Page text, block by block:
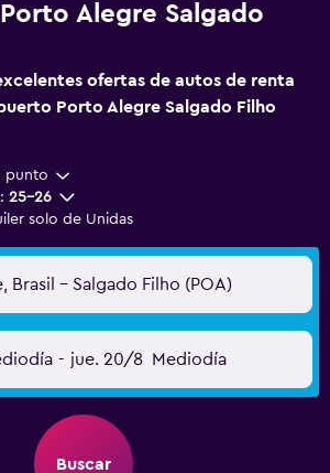
Alegre Salgado
ofertas de autos de renta
Porto Alegre Salgado Filho
punto
25-26
solo de Unidas
Brasil - Salgado Filho (POA)
- jue. 20/8 Mediodía
Buscar